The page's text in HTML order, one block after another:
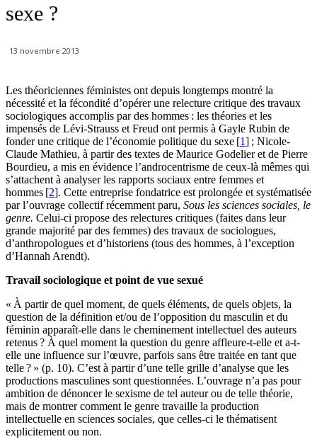
sexe ?
13 novembre 2013
Les théoriciennes féministes ont depuis longtemps montré la
nécessité et la fécondité d’opérer une relecture critique des travaux
sociologiques accomplis par des hommes : les théories et les
impensés de Lévi-Strauss et Freud ont permis à Gayle Rubin de
fonder une critique de l’économie politique du sexe [1] ; Nicole-
Claude Mathieu, à partir des textes de Maurice Godelier et de Pierre
Bourdieu, a mis en évidence l’androcentrisme de ceux-là mêmes qui
s’attachent à analyser les rapports sociaux entre femmes et
hommes [2]. Cette entreprise fondatrice est prolongée et systématisée
par l’ouvrage collectif récemment paru, Sous les sciences sociales, le
genre. Celui-ci propose des relectures critiques (faites dans leur
grande majorité par des femmes) des travaux de sociologues,
d’anthropologues et d’historiens (tous des hommes, à l’exception
d’Hannah Arendt).
Travail sociologique et point de vue sexué
« À partir de quel moment, de quels éléments, de quels objets, la
question de la définition et/ou de l’opposition du masculin et du
féminin apparaît-elle dans le cheminement intellectuel des auteurs
retenus ? À quel moment la question du genre affleure-t-elle et a-t-
elle une influence sur l’œuvre, parfois sans être traitée en tant que
telle ? » (p. 10). C’est à partir d’une telle grille d’analyse que les
productions masculines sont questionnées. L’ouvrage n’a pas pour
ambition de dénoncer le sexisme de tel auteur ou de telle théorie,
mais de montrer comment le genre travaille la production
intellectuelle en sciences sociales, que celles-ci le thématisent
explicitement ou non.